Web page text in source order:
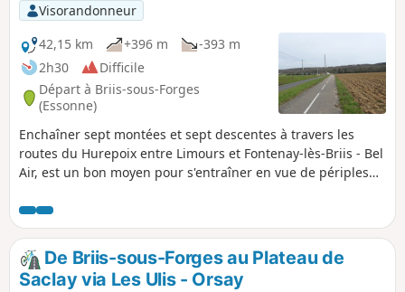
Visorandonneur
42,15 km
+396 m
-393 m
2h30
Difficile
Départ à Briis-sous-Forges
(Essonne)
Enchaîner sept montées et sept descentes à travers les
routes du Hurepoix entre Limours et Fontenay-lès-Briis - Bel
Air, est un bon moyen pour s'entraîner en vue de périples
avec un paysage principalement agricole. À noter que la
côte de Briis-sous-Forges, Rue Boissière, est classée en 4e
catégorie de difficulté par l'organisme du Tour de France.
De Briis-sous-Forges au Plateau de
Saclay via Les Ulis - Orsay